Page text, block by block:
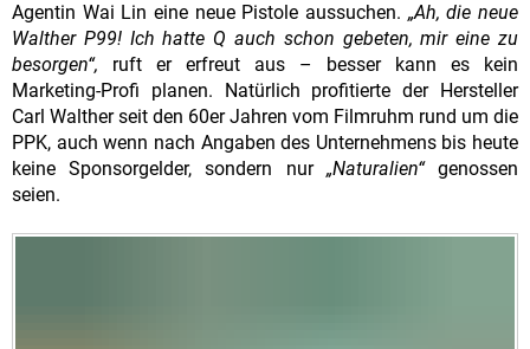
Agentin Wai Lin eine neue Pistole aussuchen. „Ah, die neue
Walther P99! Ich hatte Q auch schon gebeten, mir eine zu
besorgen“, ruft er erfreut aus – besser kann es kein
Marketing-Profi planen. Natürlich profitierte der Hersteller
Carl Walther seit den 60er Jahren vom Filmruhm rund um die
PPK, auch wenn nach Angaben des Unternehmens bis heute
keine Sponsorgelder, sondern nur „Naturalien“genossen
seien.